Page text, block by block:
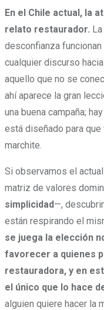
En el Chile actual, la
relato restaurador.
desconfianza
cualquier discurso
aquello que no se
ahí aparece la gran
una buena campaña;
está diseñado para
marchite.
Si observamos el
matriz de valores
simplicidad—,
están respirando el
se juega la elección
favorecer a quienes
restauradora, y en
el único que lo hace
alguien quiere hacer la